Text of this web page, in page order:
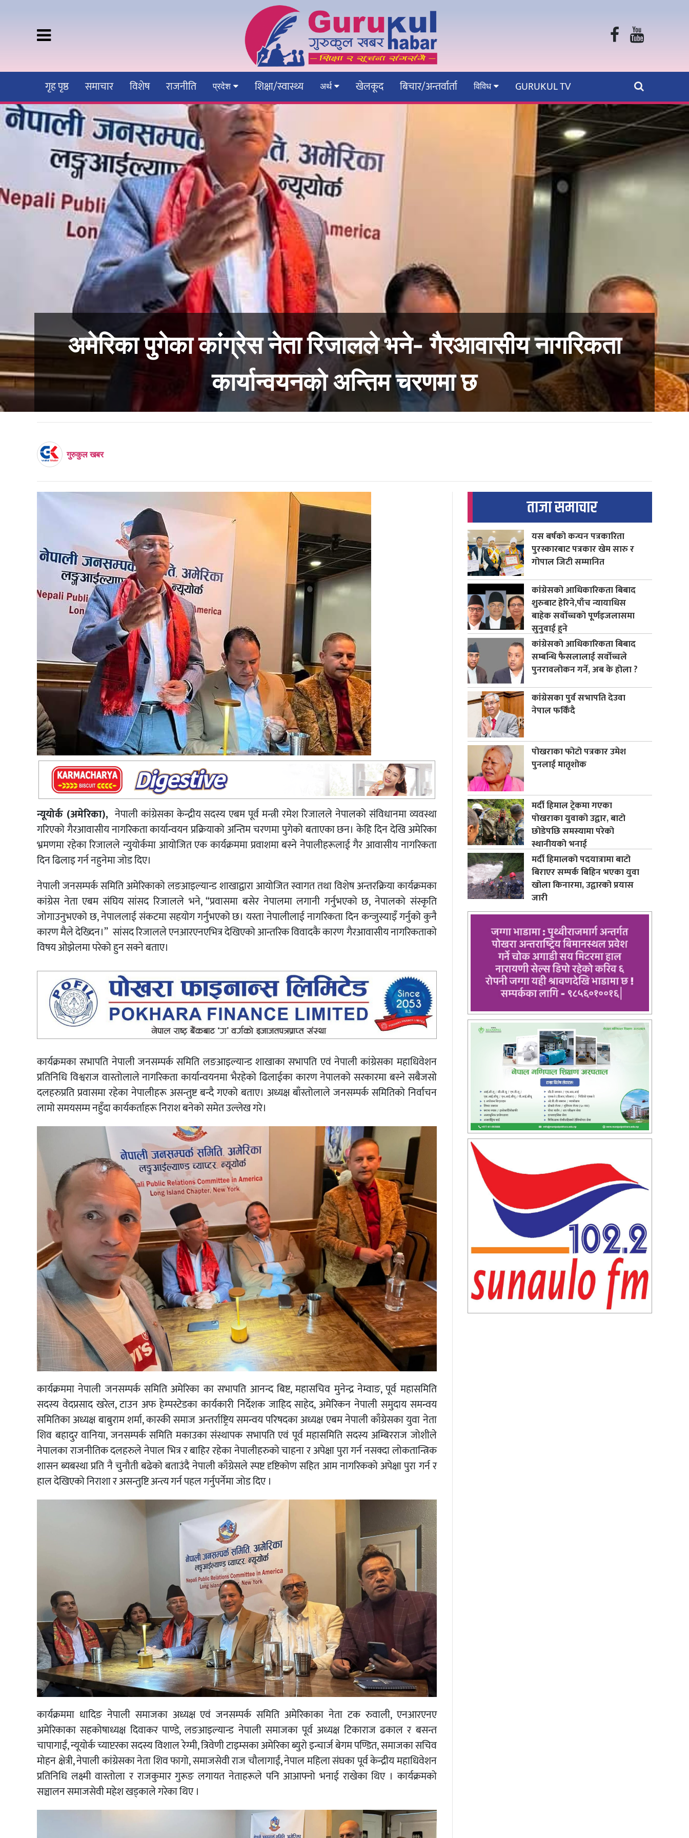
गृह पृष्ठ समाचार विशेष राजनीति प्रदेश शिक्षा/स्वास्थ्य अर्थ खेलकूद बिचार/अन्तर्वार्ता विविध GURUKUL TV
अमेरिका पुगेका कांग्रेस नेता रिजालले भने- गैरआवासीय नागरिकता
कार्यान्वयनको अन्तिम चरणमा छ
गुरुकुल खबर
न्यूयोर्क (अमेरिका), नेपाली कांग्रेसका केन्द्रीय सदस्य एबम पूर्व मन्त्री रमेश रिजालले नेपालको संविधानमा व्यवस्था
गरिएको गैरआवासीय नागरिकता कार्यान्वयन प्रक्रियाको अन्तिम चरणमा पुगेको बताएका छन। केहि दिन देखि अमेरिका
भ्रमणमा रहेका रिजालले न्युयोर्कमा आयोजित एक कार्यक्रममा प्रवाशमा बस्ने नेपालीहरूलाई गैर आवासीय नागरिकता
दिन ढिलाइ गर्न नहुनेमा जोड दिए।
नेपाली जनसम्पर्क समिति अमेरिकाको लङआइल्यान्ड शाखाद्वारा आयोजित स्वागत तथा विशेष अन्तरक्रिया कार्यक्रमका
कांग्रेस नेता एबम संघिय सांसद रिजालले भने, “प्रवासमा बसेर नेपालमा लगानी गर्नुभएको छ, नेपालको संस्कृति
जोगाउनुभएको छ, नेपाललाई संकटमा सहयोग गर्नुभएको छ। यस्ता नेपालीलाई नागरिकता दिन कन्जुस्याइँ गर्नुको कुनै
कारण मैले देख्दिन।” सांसद रिजालले एनआरएनएभित्र देखिएको आन्तरिक विवादकै कारण गैरआवासीय नागरिकताको
विषय ओझेलमा परेको हुन सक्ने बताए।
कार्यक्रमका सभापति नेपाली जनसम्पर्क समिति लङआइल्यान्ड शाखाका सभापति एवं नेपाली कांग्रेसका महाधिवेशन
प्रतिनिधि विश्वराज वास्तोलाले नागरिकता कार्यान्वयनमा भैरहेको ढिलाईका कारण नेपालको सरकारमा बस्ने सबैजसो
दलहरुप्रति प्रवासमा रहेका नेपालीहरू असन्तुष्ट बन्दै गएको बताए। अध्यक्ष बाँस्तोलाले जनसम्पर्क समितिको निर्वाचन
लामो समयसम्म नहुँदा कार्यकर्ताहरू निराश बनेको समेत उल्लेख गरे।
कार्यक्रममा नेपाली जनसम्पर्क समिति अमेरिका का सभापति आनन्द बिष्ट, महासचिव मुनेन्द्र नेम्वाङ, पूर्व महासमिति
सदस्य वेदप्रसाद खरेल, टाउन अफ हेम्पस्टेडका कार्यकारी निर्देशक जाहिद साहेद, अमेरिकन नेपाली समुदाय समन्वय
समितिका अध्यक्ष बाबुराम शर्मा, कास्की समाज अन्तर्राष्ट्रिय समन्वय परिषदका अध्यक्ष एबम नेपाली काँग्रेसका युवा नेता
शिव बहादुर वानिया, जनसम्पर्क समिति मकाउका संस्थापक सभापति एवं पूर्व महासमिति सदस्य अम्बिरराज जोशीले
नेपालका राजनीतिक दलहरुले नेपाल भित्र र बाहिर रहेका नेपालीहरुको चाहना र अपेक्षा पुरा गर्न नसक्दा लोकतान्त्रिक
शासन ब्यबस्था प्रति नै चुनौती बढेको बताउंदै नेपाली काँग्रेसले स्पष्ट दृष्टिकोण सहित आम नागरिकको अपेक्षा पुरा गर्न र
हाल देखिएको निराशा र असन्तुष्टि अन्त्य गर्न पहल गर्नुपर्नेमा जोड दिए ।
कार्यक्रममा धादिङ नेपाली समाजका अध्यक्ष एवं जनसम्पर्क समिति अमेरिकाका नेता टक रुवाली, एनआरएनए
अमेरिकाका सहकोषाध्यक्ष दिवाकर पाण्डे, लङआइल्यान्ड नेपाली समाजका पूर्व अध्यक्ष टिकाराज ढकाल र बसन्त
चापागाईं, न्यूयोर्क च्याप्टरका सदस्य विशाल रेग्मी, त्रिवेणी टाइम्सका अमेरिका ब्युरो इन्चार्ज बेगम पण्डित, समाजका सचिव
मोहन क्षेत्री, नेपाली कांग्रेसका नेता शिव फागो, समाजसेवी राज चौलागाईं, नेपाल महिला संघका पूर्व केन्द्रीय महाधिवेशन
प्रतिनिधि लक्ष्मी वास्तोला र राजकुमार गुरूङ लगायत नेताहरूले पनि आआफ्नो भनाई राखेका थिए । कार्यक्रमको
सञ्चालन समाजसेवी महेश खड्काले गरेका थिए ।
ताजा समाचार
यस बर्षको कन्चन पत्रकारिता
पुरस्कारबाट पत्रकार खेम सारु र
गोपाल जिटी सम्मानित
कांग्रेसको आधिकारिकता बिबाद
शुरुबाट हेरिने,पाँच न्यायाधिस
बाहेक सर्वोच्चको पूर्णइजलासमा
सुनुवाई हुने
कांग्रेसको आधिकारिकता बिबाद
सम्बन्धि फैसलालाई सर्वोच्चले
पुनरावलोकन गर्ने, अब के होला ?
कांग्रेसका पुर्व सभापति देउवा
नेपाल फर्किंदै
पोखराका फोटो पत्रकार उमेश
पुनलाई मातृशोक
मर्दी हिमाल ट्रेकमा गएका
पोखराका युवाको उद्वार, बाटो
छोडेपछि समस्यामा परेको
स्थानीयको भनाई
मर्दी हिमालको पदयात्रामा बाटो
बिराएर सम्पर्क बिहिन भएका युवा
खोला किनारमा, उद्वारको प्रयास
जारी